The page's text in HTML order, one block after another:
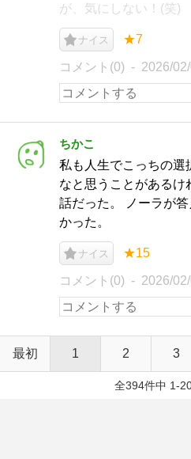
が、気にしない！(笑)
ナイス ★7
コメント(0) 2026/
ちかこ
私も人生でこっちの選
なと思うことがあるけ
話だった。 ノーラが
かった。
ナイス ★15
コメント(0) 2026/02/
最初 1 2 3
全394件中 1-